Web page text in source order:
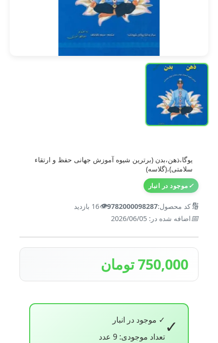
یوگا،ذهن،بدن (برترین شیوه آموزش جهانی حفظ و ارتقاء
سلامتی)،(گلاسه)
✓موجود در انبار
🔢کد محصول:9782000098287
👁️16 بازدید
📅اضافه شده در: 2026/06/05
750,000 تومان
✓ ✓ موجود در انبار
تعداد موجودی: 9 عدد